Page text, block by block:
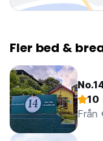
Fler bed &
10
Från